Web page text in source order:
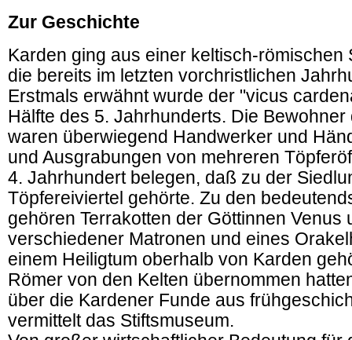
Zur Geschichte
Karden ging aus einer keltisch-römischen
die bereits im letzten vorchristlichen
Erstmals erwähnt wurde der "vicus
Hälfte des 5. Jahrhunderts. Die
waren überwiegend Handwerker und
und Ausgrabungen von mehreren
4. Jahrhundert belegen, daß zu der
Töpfereiviertel gehörte. Zu den
gehören Terrakotten der Göttinnen Venus
verschiedener Matronen und eines
einem Heiligtum oberhalb von Karden
Römer von den Kelten übernommen
über die Kardener Funde aus
vermittelt das Stiftsmuseum.